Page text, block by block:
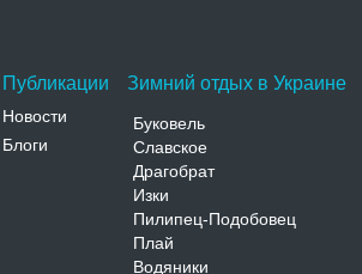
Публикации
Новости
Блоги
Зимний отдых в Украине
Буковель
Славское
Драгобрат
Изки
Пилипец-Подобовец
Плай
Водяники